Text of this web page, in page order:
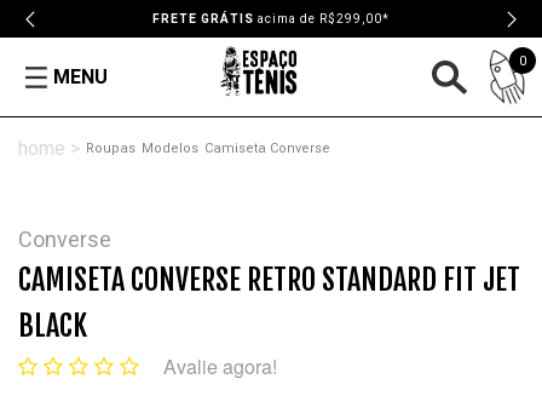
FRETE GRÁTIS acima de R$299,00*
MENU
0
Roupas Modelos Camiseta Converse
Converse
CAMISETA CONVERSE RETRO STANDARD FIT JET
BLACK
Avalie agora!